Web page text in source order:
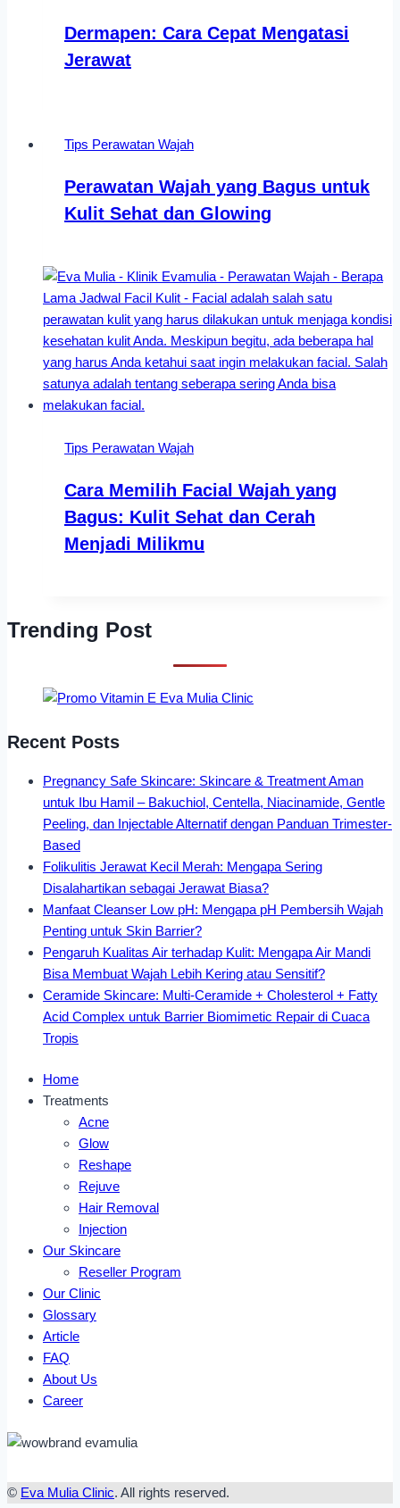
Dermapen: Cara Cepat Mengatasi
Jerawat
Tips Perawatan Wajah
Perawatan Wajah yang Bagus untuk
Kulit Sehat dan Glowing
Tips Perawatan Wajah
Cara Memilih Facial Wajah yang
Bagus: Kulit Sehat dan Cerah
Menjadi Milikmu
Trending Post
Recent Posts
Pregnancy Safe Skincare: Skincare & Treatment Aman
untuk Ibu Hamil – Bakuchiol, Centella, Niacinamide, Gentle
Peeling, dan Injectable Alternatif dengan Panduan Trimester-
Based
Folikulitis Jerawat Kecil Merah: Mengapa Sering
Disalahartikan sebagai Jerawat Biasa?
Manfaat Cleanser Low pH: Mengapa pH Pembersih Wajah
Penting untuk Skin Barrier?
Pengaruh Kualitas Air terhadap Kulit: Mengapa Air Mandi
Bisa Membuat Wajah Lebih Kering atau Sensitif?
Ceramide Skincare: Multi-Ceramide + Cholesterol + Fatty
Acid Complex untuk Barrier Biomimetic Repair di Cuaca
Tropis
Home
Treatments
Acne
Glow
Reshape
Rejuve
Hair Removal
Injection
Our Skincare
Reseller Program
Our Clinic
Glossary
Article
FAQ
About Us
Career
© Eva Mulia Clinic. All rights reserved.